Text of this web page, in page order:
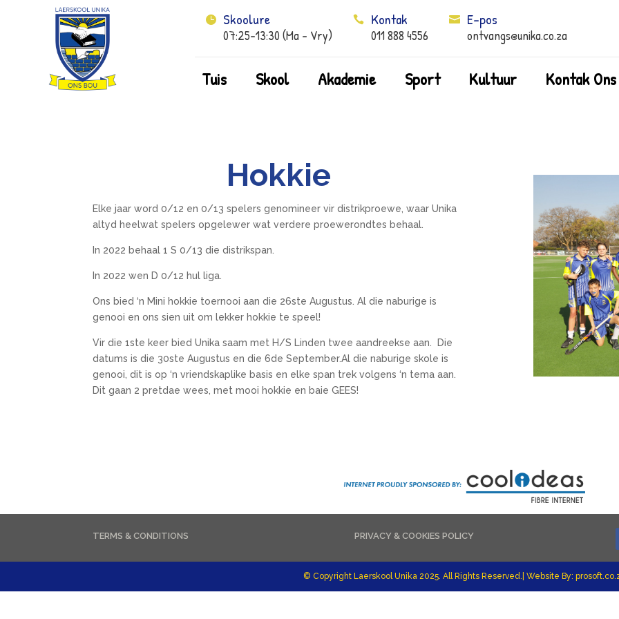
 Skoolure
07:25-13:30 (Ma – Vry)
 Kontak
011 888 4556
 E-pos
ontvangs@unika.co.za
Tuis Skool Akademie Sport Kultuur Kontak Ons
Hokkie
Elke jaar word 0/12 en 0/13 spelers genomineer vir distrikproewe, waar Unika
altyd heelwat spelers opgelewer wat verdere proewerondtes behaal.
In 2022 behaal 1 S 0/13 die distrikspan.
In 2022 wen D 0/12 hul liga.
Ons bied ‘n Mini hokkie toernooi aan die 26ste Augustus. Al die naburige is
genooi en ons sien uit om lekker hokkie te speel!
Vir die 1ste keer bied Unika saam met H/S Linden twee aandreekse aan. Die
datums is die 30ste Augustus en die 6de September.Al die naburige skole is
genooi, dit is op ‘n vriendskaplike basis en elke span trek volgens ‘n tema aan.
Dit gaan 2 pretdae wees, met mooi hokkie en baie GEES!
TERMS & CONDITIONS PRIVACY & COOKIES POLICY
© Copyright Laerskool Unika 2025. All Rights Reserved.| Website By: